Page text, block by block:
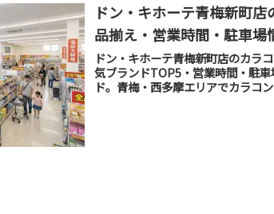
ドン・キホーテ青梅新町店
品揃え・営業時間・駐車場
ドン・キホーテ青梅新町店のカラ
気ブランドTOP5・営業時間・駐
ド。青梅・西多摩エリアでカラコ